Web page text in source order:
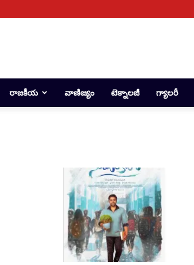
రాజకీయ వాణిజ్యం టెక్నాలజీ గ్యాలరీ